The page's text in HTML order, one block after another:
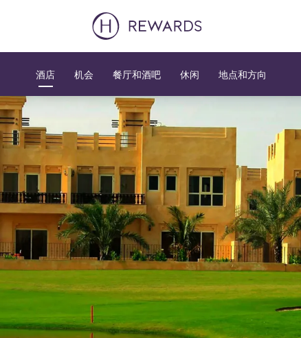
酒店 机会 餐厅和酒吧 休闲 地点和方向